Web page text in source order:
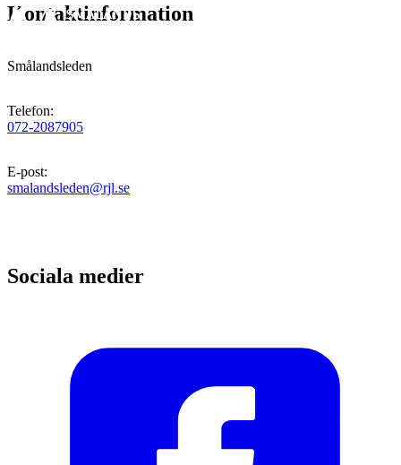
Kontaktinformation
Smålandsleden
Telefon:
072-2087905
E-post:
smalandsleden@rjl.se
Sociala medier